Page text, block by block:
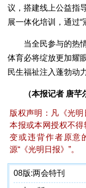
议，搭建线上公益指
展一体化培训，通过“
当全民参与的热情
体育必将绽放更加耀
民生福祉注入蓬勃动力
（本报记者 唐芊
版权声明：凡《光
本报或本网授权不
变或违背作者原意
源“《光明日报》”。
08版:两会特刊